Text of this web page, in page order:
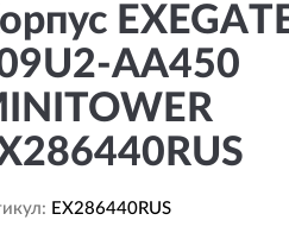
AA450
EX286440RUS